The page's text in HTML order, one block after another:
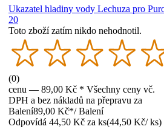
Ukazatel hladiny vody Lechuza pro
20
Toto zboží zatím nikdo nehodnotil.
(0)
cenu — 89,00 Kč * Všechny ceny vč.
DPH a bez nákladů na přepravu za
Balení89,00 Kč*/ Balení
Odpovídá 44,50 Kč za ks(44,50 Kč/ ks)